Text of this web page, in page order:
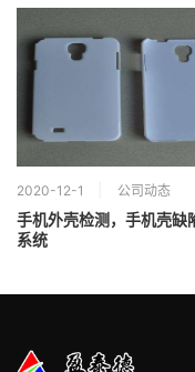
2020-12-1 公司动态
手机外壳检测，手机壳缺
系统